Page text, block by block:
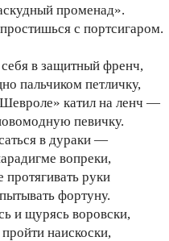
променад».
с портсигаром.
в защитный френч,
пальчиком петличку,
катил на ленч —
певичку.
в дураки —
вопреки,
руки
фортуну.
и щурясь воровски,
наискоски,